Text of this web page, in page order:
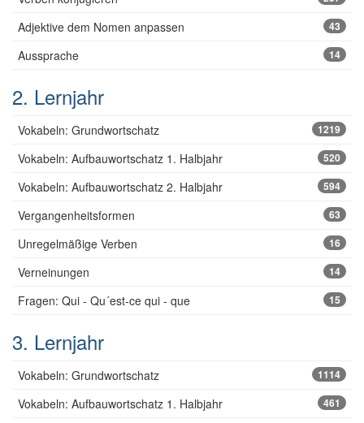
Adjektive dem Nomen anpassen 43
Aussprache 14
2. Lernjahr
Vokabeln: Grundwortschatz 1219
Vokabeln: Aufbauwortschatz 1. Halbjahr 520
Vokabeln: Aufbauwortschatz 2. Halbjahr 594
Vergangenheitsformen 63
Unregelmäßige Verben 16
Verneinungen 14
Fragen: Qui - Qu´est-ce qui - que 15
3. Lernjahr
Vokabeln: Grundwortschatz 1114
Vokabeln: Aufbauwortschatz 1. Halbjahr 461